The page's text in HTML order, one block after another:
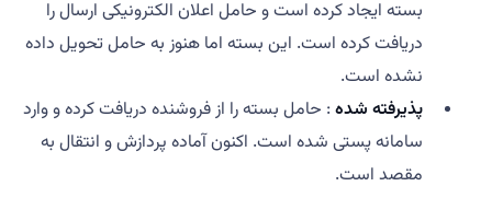
بسته ایجاد کرده است و حامل اعلان الکترونیکی ارسال را
دریافت کرده است. این بسته اما هنوز به حامل تحویل داده
نشده است.
پذیرفته شده: حامل بسته را از فروشنده دریافت کرده و وارد
سامانه پستی شده است. اکنون آماده پردازش و انتقال به
مقصد است.